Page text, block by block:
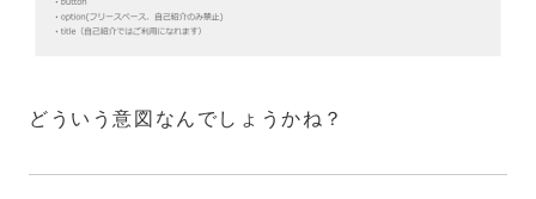
どういう意図なんでしょうかね？